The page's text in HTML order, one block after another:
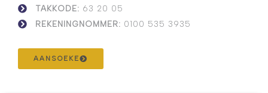
TAKKODE: 63 20 05
REKENINGNOMMER: 0100 535 3935
AANSOEKE